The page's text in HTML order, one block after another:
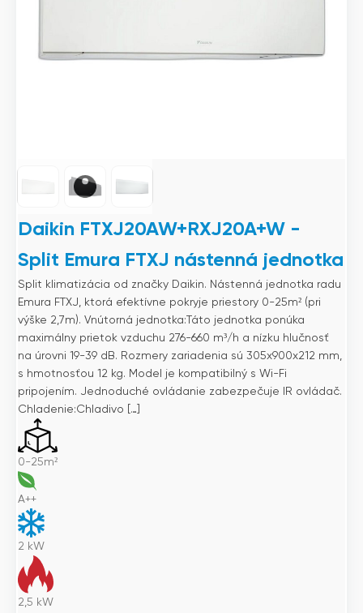
Daikin FTXJ20AW+RXJ20A+W -
Split Emura FTXJ nástenná jednotka
Split klimatizácia od značky Daikin. Nástenná jednotka radu
Emura FTXJ, ktorá efektívne pokryje priestory 0-25m² (pri
výške 2,7m). Vnútorná jednotka:Táto jednotka ponúka
maximálny prietok vzduchu 276-660 m³/h a nízku hlučnosť
na úrovni 19-39 dB. Rozmery zariadenia sú 305x900x212 mm,
s hmotnosťou 12 kg. Model je kompatibilný s Wi-Fi
pripojením. Jednoduché ovládanie zabezpečuje IR ovládač.
Chladenie:Chladivo […]
0-25m²
A++
2 kW
2,5 kW